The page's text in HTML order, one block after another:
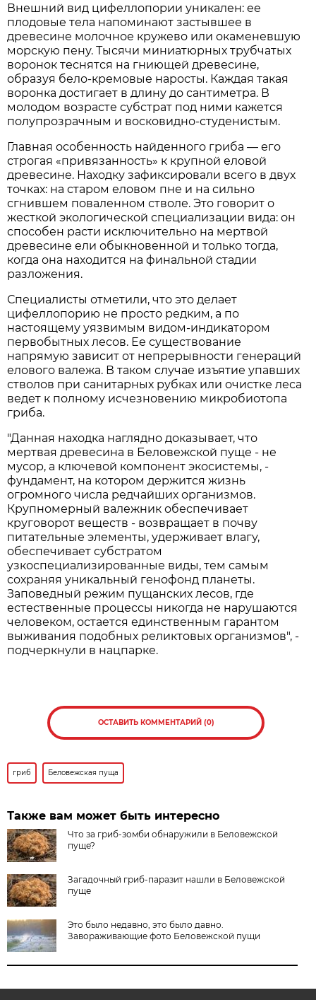
Внешний вид цифеллопории уникален: ее
плодовые тела напоминают застывшее в
древесине молочное кружево или окаменевшую
морскую пену. Тысячи миниатюрных трубчатых
воронок теснятся на гниющей древесине,
образуя бело-кремовые наросты. Каждая такая
воронка достигает в длину до сантиметра. В
молодом возрасте субстрат под ними кажется
полупрозрачным и восковидно-студенистым.
Главная особенность найденного гриба — его
строгая «привязанность» к крупной еловой
древесине. Находку зафиксировали всего в двух
точках: на старом еловом пне и на сильно
сгнившем поваленном стволе. Это говорит о
жесткой экологической специализации вида: он
способен расти исключительно на мертвой
древесине ели обыкновенной и только тогда,
когда она находится на финальной стадии
разложения.
Специалисты отметили, что это делает
цифеллопорию не просто редким, а по
настоящему уязвимым видом-индикатором
первобытных лесов. Ее существование
напрямую зависит от непрерывности генераций
елового валежа. В таком случае изъятие упавших
стволов при санитарных рубках или очистке леса
ведет к полному исчезновению микробиотопа
гриба.
"Данная находка наглядно доказывает, что
мертвая древесина в Беловежской пуще - не
мусор, а ключевой компонент экосистемы, -
фундамент, на котором держится жизнь
огромного числа редчайших организмов.
Крупномерный валежник обеспечивает
круговорот веществ - возвращает в почву
питательные элементы, удерживает влагу,
обеспечивает субстратом
узкоспециализированные виды, тем самым
сохраняя уникальный генофонд планеты.
Заповедный режим пущанских лесов, где
естественные процессы никогда не нарушаются
человеком, остается единственным гарантом
выживания подобных реликтовых организмов", -
подчеркнули в нацпарке.
ОСТАВИТЬ КОММЕНТАРИЙ (0)
гриб Беловежская пуща
Также вам может быть интересно
Что за гриб-зомби обнаружили в Беловежской
пуще?
Загадочный гриб-паразит нашли в Беловежской
пуще
Это было недавно, это было давно.
Завораживающие фото Беловежской пущи